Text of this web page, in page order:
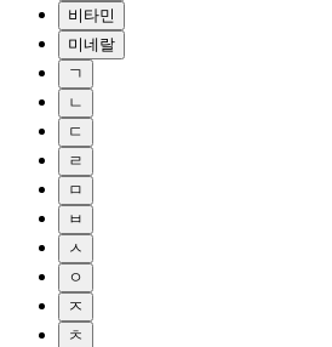
비타민
미네랄
ㄱ
ㄴ
ㄷ
ㄹ
ㅁ
ㅂ
ㅅ
ㅇ
ㅈ
ㅊ